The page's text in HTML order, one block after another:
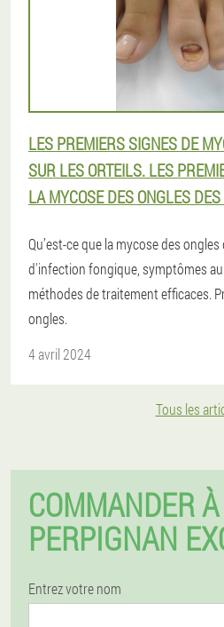
LES PREMIERS SIGNES DE
SUR LES ORTEILS. LES
LA MYCOSE DES ONGLES
Qu’est-ce que la mycose des
d'infection fongique, symptômes
méthodes de traitement efficaces.
ongles.
4 avril 2024
Tous les
COMMANDER À
PERPIGNAN
Entrez votre nom